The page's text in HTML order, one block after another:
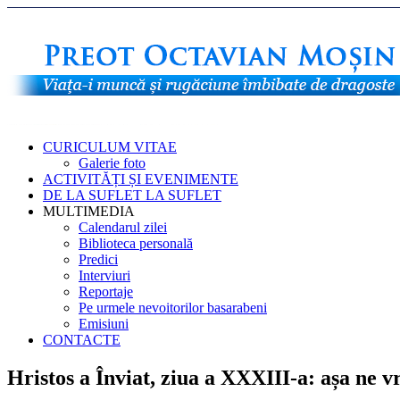
CURICULUM VITAE
Galerie foto
ACTIVITĂȚI ȘI EVENIMENTE
DE LA SUFLET LA SUFLET
MULTIMEDIA
Calendarul zilei
Biblioteca personală
Predici
Interviuri
Reportaje
Pe urmele nevoitorilor basarabeni
Emisiuni
CONTACTE
Hristos a Înviat, ziua a XXXIII-a: așa ne